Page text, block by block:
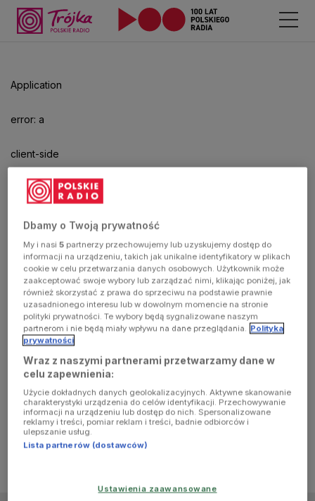
Application
error: a
client-side
exception
has
occurred
(see the
browser
console for
more
information)
Dbamy o Twoją prywatność
My i nasi5 partnerzy przechowujemy lub uzyskujemy dostęp do
informacji na urządzeniu, takich jak unikalne identyfikatory w plikach
cookie w celu przetwarzania danych osobowych. Użytkownik może
zaakceptować swoje wybory lub zarządzać nimi, klikając poniżej, jak
również skorzystać z prawa do sprzeciwu na podstawie prawnie
uzasadnionego interesu lub w dowolnym momencie na stronie
polityki prywatności. Te wybory będą sygnalizowane naszym
partnerom i nie będą miały wpływu na dane przeglądania. Polityka
prywatności
Wraz z naszymi partnerami przetwarzamy dane w
celu zapewnienia:
Użycie dokładnych danych geolokalizacyjnych. Aktywne skanowanie
charakterystyki urządzenia do celów identyfikacji. Przechowywanie
informacji na urządzeniu lub dostęp do nich. Spersonalizowane
reklamy i treści, pomiar reklam i treści, badnie odbiorców i
ulepszanie usług.
Lista partnerów (dostawców)
Ustawienia zaawansowane